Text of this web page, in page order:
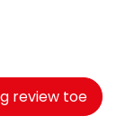
review toe